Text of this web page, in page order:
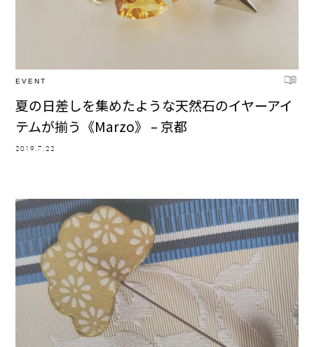
EVENT
夏の日差しを集めたような天然石のイヤーアイ
テムが揃う《Marzo》 – 京都
2019.7.22